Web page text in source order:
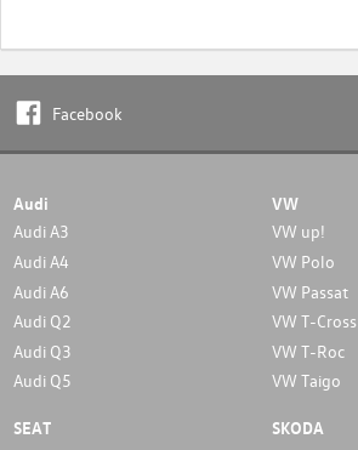
Facebook
Audi
Audi A3
Audi A4
Audi A6
Audi Q2
Audi Q3
Audi Q5
VW
VW up!
VW Polo
VW Passat
VW T-Cross
VW T-Roc
VW Taigo
SEAT SKODA